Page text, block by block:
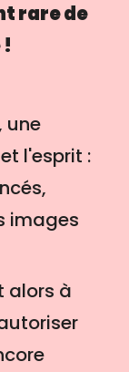
rare de
une
l'esprit :
images
alors à